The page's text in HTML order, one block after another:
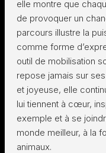
elle montre que
de provoquer un
parcours illustre la
comme forme
outil de mobilisation
repose jamais sur
et joyeuse, elle
lui tiennent à cœur,
exemple et à se
monde meilleur, à la
animaux.